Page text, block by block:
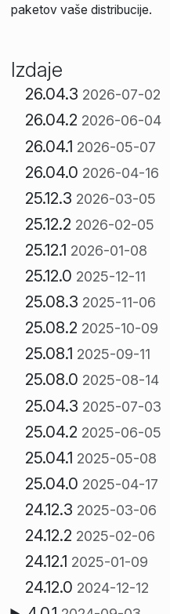
paketov vaše distribucije.
Izdaje
26.04.3 2026-07-02
26.04.2 2026-06-04
26.04.1 2026-05-07
26.04.0 2026-04-16
25.12.3 2026-03-05
25.12.2 2026-02-05
25.12.1 2026-01-08
25.12.0 2025-12-11
25.08.3 2025-11-06
25.08.2 2025-10-09
25.08.1 2025-09-11
25.08.0 2025-08-14
25.04.3 2025-07-03
25.04.2 2025-06-05
25.04.1 2025-05-08
25.04.0 2025-04-17
24.12.3 2025-03-06
24.12.2 2025-02-06
24.12.1 2025-01-09
24.12.0 2024-12-12